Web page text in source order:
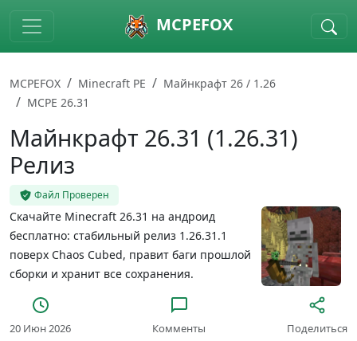
Skip to main content MCPEFOX
MCPEFOX Minecraft PE
Майнкрафт 26 / 1.26
MCPE 26.31
Майнкрафт 26.31 (1.26.31)
Релиз
Файл Проверен
Скачайте Minecraft 26.31 на андроид
бесплатно: стабильный релиз 1.26.31.1
поверх Chaos Cubed, правит баги прошлой
сборки и хранит все сохранения.
20 Июн 2026 Комменты Поделиться